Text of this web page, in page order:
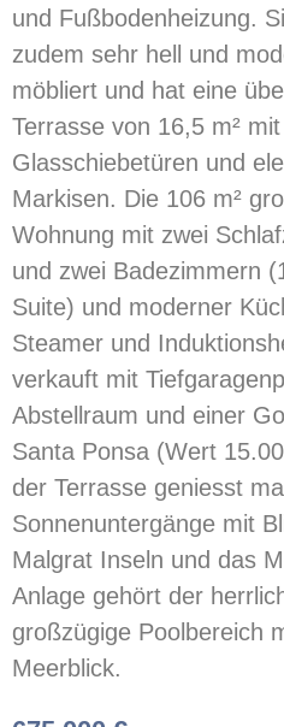
und Fußbodenheizung.
zudem sehr hell und
möbliert und hat eine
Terrasse von 16,5 m² mit
Glasschiebetüren und
Markisen. Die 106 m²
Wohnung mit zwei
und zwei Badezimmern
Suite) und moderner
Steamer und
verkauft mit
Abstellraum und einer
Santa Ponsa (Wert
der Terrasse geniesst
Sonnenuntergänge mit
Malgrat Inseln und das
Anlage gehört der
großzügige Poolbereich
Meerblick.